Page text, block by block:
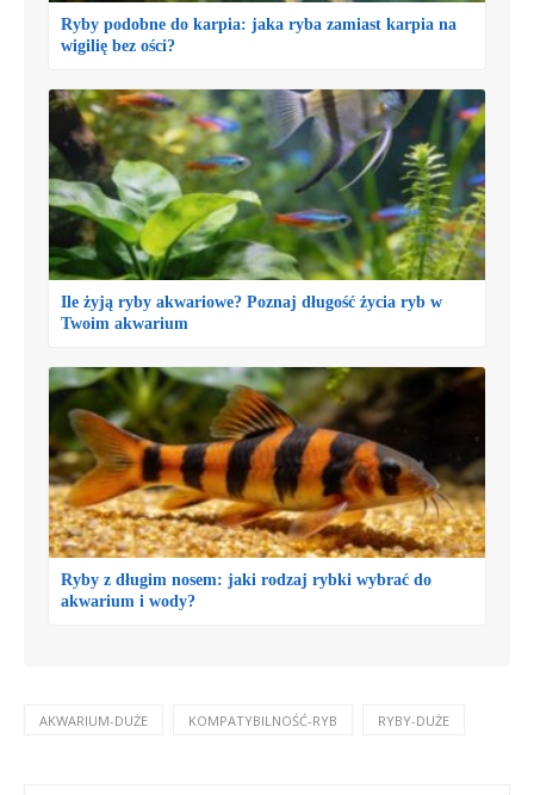
Ryby podobne do karpia: jaka ryba zamiast karpia na
wigilię bez ości?
Ile żyją ryby akwariowe? Poznaj długość życia ryb w
Twoim akwarium
Ryby z długim nosem: jaki rodzaj rybki wybrać do
akwarium i wody?
AKWARIUM-DUŻE KOMPATYBILNOŚĆ-RYB RYBY-DUŻE